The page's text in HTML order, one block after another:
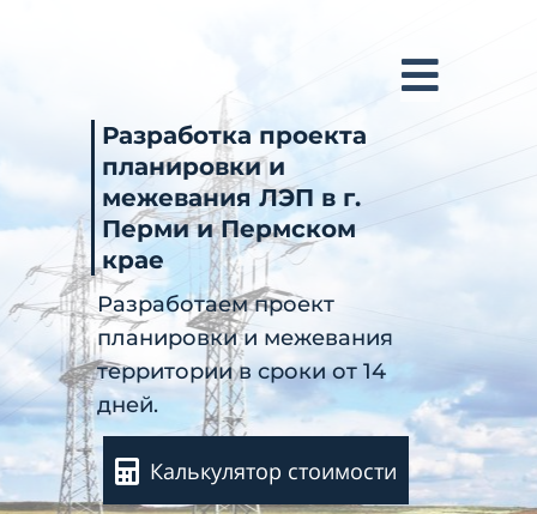
Разработка проекта
планировки и
межевания ЛЭП в г.
Перми и Пермском
крае
Разработаем проект
планировки и межевания
территории в сроки от 14
дней.
Калькулятор стоимости